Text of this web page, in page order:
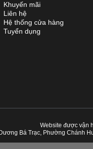
Khuyến mãi
Liên hệ
Hệ thống cửa hàng
Tuyển dụng
Website được vận
Bá Trạc, Phường Chánh